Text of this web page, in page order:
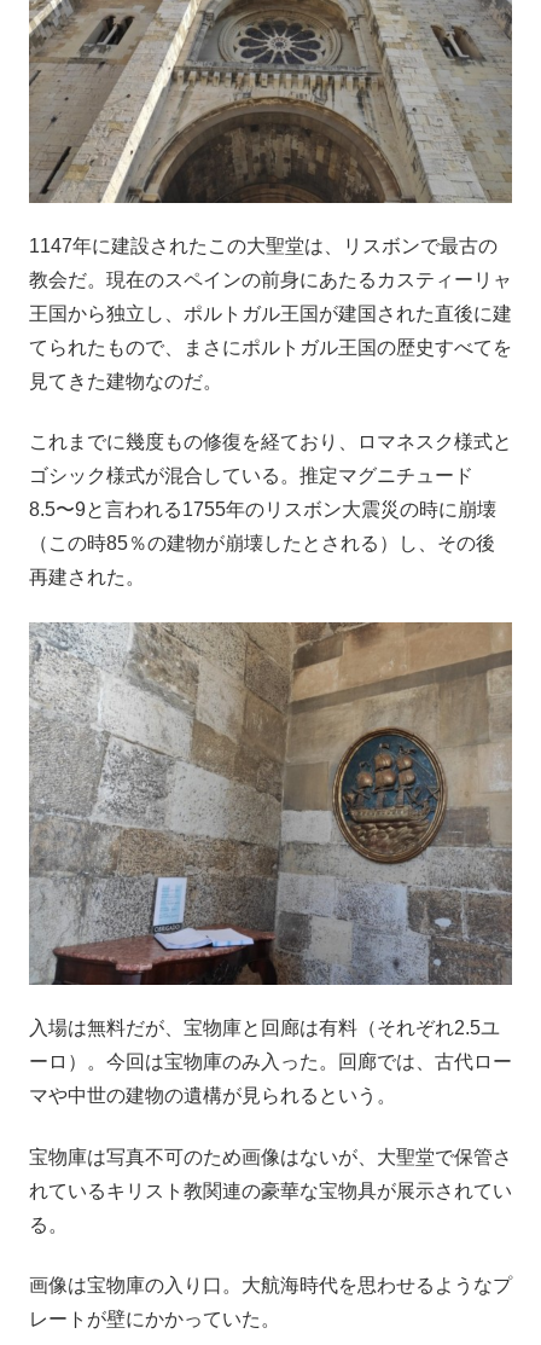
1147年に建設されたこの大聖堂は、リスボンで最古の
教会だ。現在のスペインの前身にあたるカスティーリャ
王国から独立し、ポルトガル王国が建国された直後に建
てられたもので、まさにポルトガル王国の歴史すべてを
見てきた建物なのだ。
これまでに幾度もの修復を経ており、ロマネスク様式と
ゴシック様式が混合している。推定マグニチュード
8.5〜9と言われる1755年のリスボン大震災の時に崩壊
（この時85％の建物が崩壊したとされる）し、その後
再建された。
入場は無料だが、宝物庫と回廊は有料（それぞれ2.5ユ
ーロ）。今回は宝物庫のみ入った。回廊では、古代ロー
マや中世の建物の遺構が見られるという。
宝物庫は写真不可のため画像はないが、大聖堂で保管さ
れているキリスト教関連の豪華な宝物具が展示されてい
る。
画像は宝物庫の入り口。大航海時代を思わせるようなプ
レートが壁にかかっていた。